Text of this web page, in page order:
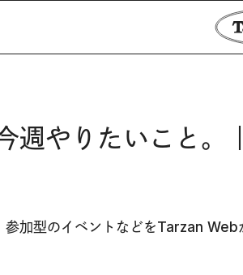
週やりたいこと。
加型のイベントなどをTarzan Web